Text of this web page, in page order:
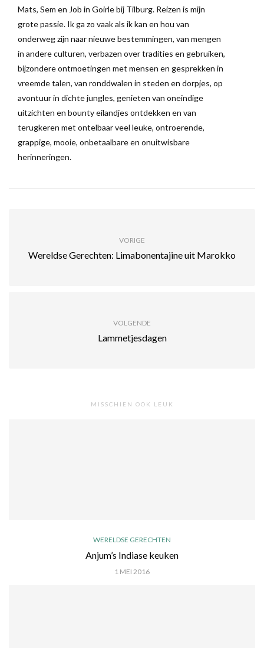
Mats, Sem en Job in Goirle bij Tilburg. Reizen is mijn
grote passie. Ik ga zo vaak als ik kan en hou van
onderweg zijn naar nieuwe bestemmingen, van mengen
in andere culturen, verbazen over tradities en gebruiken,
bijzondere ontmoetingen met mensen en gesprekken in
vreemde talen, van ronddwalen in steden en dorpjes, op
avontuur in dichte jungles, genieten van oneindige
uitzichten en bounty eilandjes ontdekken en van
terugkeren met ontelbaar veel leuke, ontroerende,
grappige, mooie, onbetaalbare en onuitwisbare
herinneringen.
VORIGE
Wereldse Gerechten: Limabonentajine uit Marokko
VOLGENDE
Lammetjesdagen
MISSCHIEN OOK LEUK
WERELDSE GERECHTEN
Anjum’s Indiase keuken
1 MEI 2016